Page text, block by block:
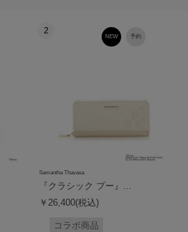
2
予約
NEW
Samantha Thavasa
『クラシック プー』...
￥26,400(税込)
コラボ商品